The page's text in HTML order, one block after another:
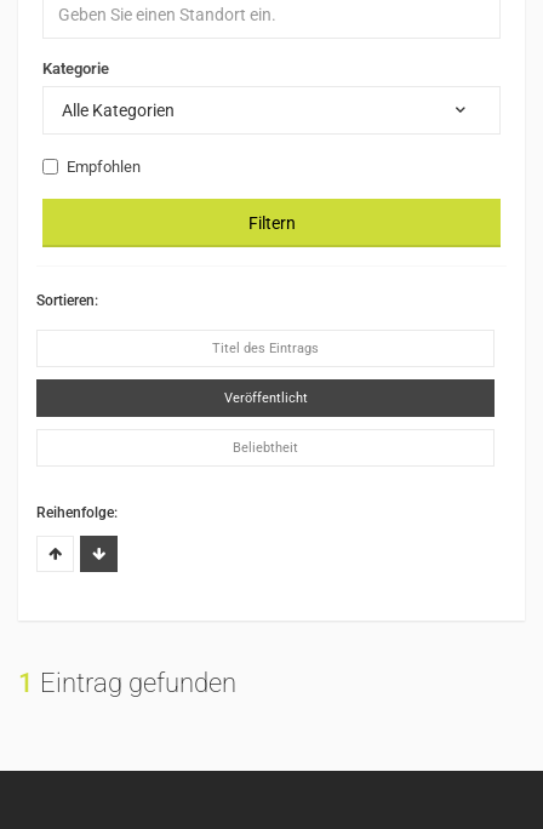
Kategorie
Alle Kategorien
Empfohlen
Filtern
Sortieren:
Titel des Eintrags
Veröffentlicht
Beliebtheit
Reihenfolge:
1 Eintrag gefunden